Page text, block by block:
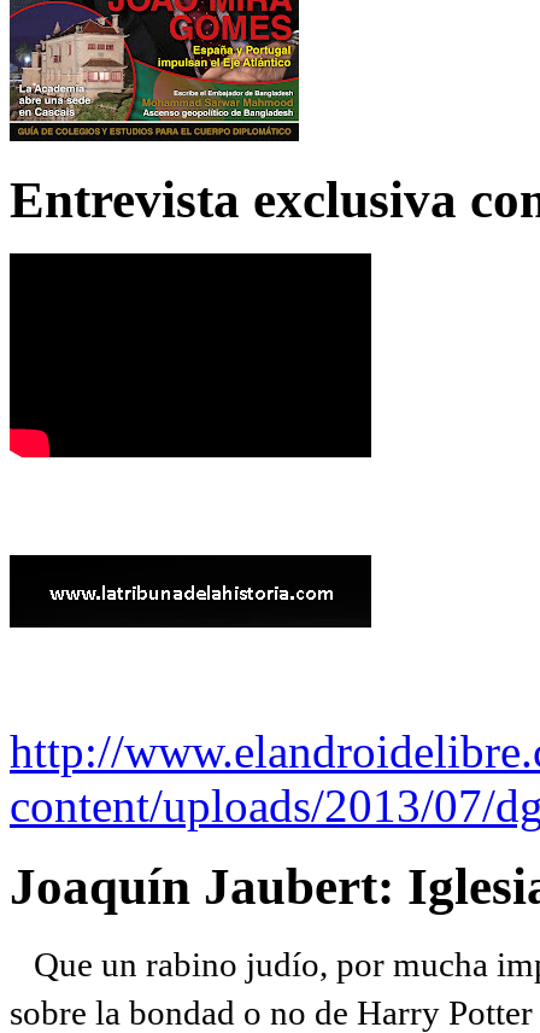
Entrevista exclusiva
http://
content/uploads/2013/07/
Joaquín Jaubert:
Que un rabino judío, por mucha
sobre la bondad o no de Harry